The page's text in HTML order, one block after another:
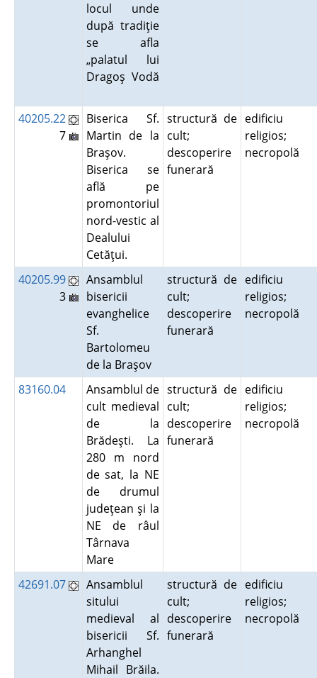
locul unde
după tradiţie
se afla
„palatul lui
Dragoş Vodă
40205.22
7
Biserica Sf.
Martin de la
Braşov.
Biserica se
află pe
promontoriul
nord-vestic al
Dealului
Cetăţui.
structură de
cult;
descoperire
funerară
edificiu
religios;
necropolă
40205.99
3
Ansamblul
bisericii
evanghelice
Sf.
Bartolomeu
de la Braşov
structură de
cult;
descoperire
funerară
edificiu
religios;
necropolă
83160.04
Ansamblul de
cult medieval
de la
Brădeşti. La
280 m nord
de sat, la NE
de drumul
judeţean şi la
NE de râul
Târnava
Mare
structură de
cult;
descoperire
funerară
edificiu
religios;
necropolă
42691.07
Ansamblul
sitului
medieval al
bisericii Sf.
Arhanghel
Mihail Brăila.
structură de
cult;
descoperire
funerară
edificiu
religios;
necropolă